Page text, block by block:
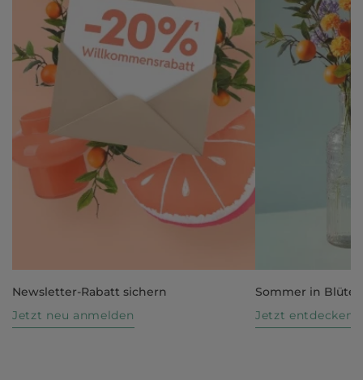
Newsletter-Rabatt sichern
Jetzt neu anmelden
Sommer in Blüte
Jetzt entdecken